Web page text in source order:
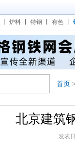
炉料 特钢 有色
首页 >
北京建筑
发表